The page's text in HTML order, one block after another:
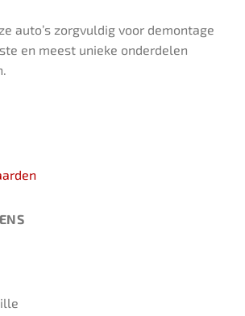
auto’s zorgvuldig voor demontage
en meest unieke onderdelen